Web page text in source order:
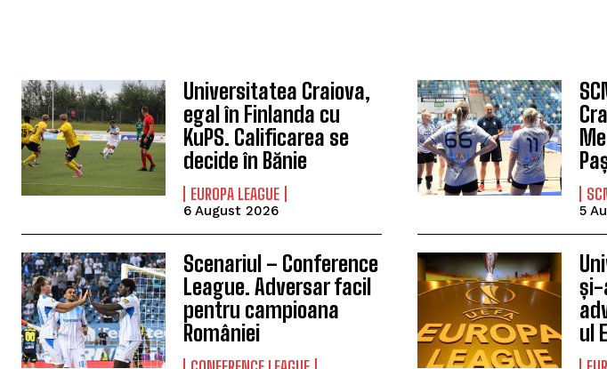
Universitatea Craiova,
egal în Finlanda cu
KuPS. Calificarea se
decide în Bănie
EUROPA LEAGUE
6 August 2026 5
Scenariul – Conference
League. Adversar facil
pentru campioana
României
și-
ul